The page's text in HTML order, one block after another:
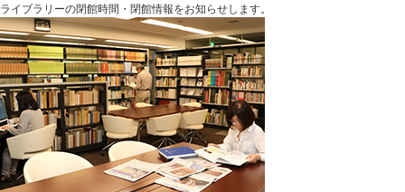
ライブラリーの閉館時間・閉館情報をお知らせします。